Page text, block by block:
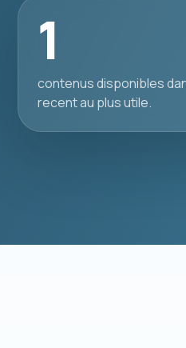
1
contenus disponibles
recent au plus utile.